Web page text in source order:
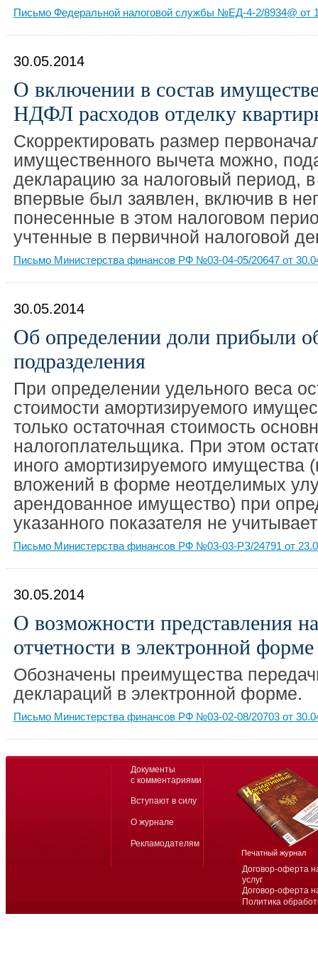
Письмо Федеральной налоговой службы №ЕД-4-2/8934@ от
30.05.2014
О включении в состав
НДФЛ расходов отделку
Скорректировать размер
имущественного вычета можно,
декларацию за налоговый период,
впервые был заявлен, включив в
понесенные в этом налоговом
учтенные в первичной налоговой
Письмо Министерства финансов РФ №03-04-05/20647 от
30.05.2014
Об определении доли прибыли
подразделения
При определении удельного веса
стоимости амортизируемого
только остаточная стоимость
налогоплательщика. При этом
иного амортизируемого имущества
вложений в форме неотделимых
арендованное имущество) при
указанного показателя не
Письмо Министерства финансов РФ №03-03-РЗ/24791 от
30.05.2014
О возможности представления
отчетности в электронной форме
Обозначены преимущества
деклараций в электронной форме.
Письмо Министерства финансов РФ №03-02-08/20703 от
Договор-оферта
услуг
Договор-оферта
Политика
Документы
с комментариями
Вступают в силу
О журнале
Рекламодателям
Печатный журнал